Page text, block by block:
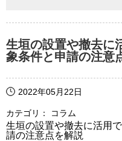
生垣の設置や撤去に
象条件と申請の注意
2022年05月22日
カテゴリ： コラム
生垣の設置や撤去に活用
請の注意点を解説